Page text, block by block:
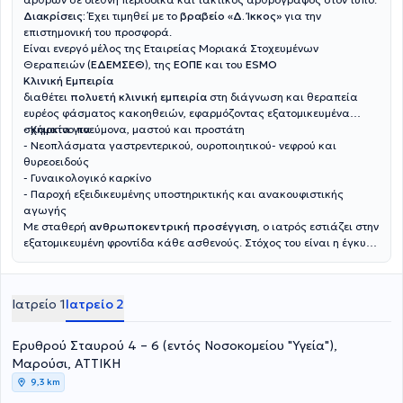
Διακρίσεις:Έχει τιμηθεί με το βραβείο «Δ. Ίκκος» για την
επιστημονική του προσφορά.
Είναι ενεργό μέλος της Εταιρείας Μοριακά Στοχευμένων
Θεραπειών (ΕΔΕΜΣΕΘ), της ΕΟΠΕ και του ESMO
Κλινική Εμπειρία
διαθέτει πολυετή κλινική εμπειρία στη διάγνωση και θεραπεία
ευρέος φάσματος κακοηθειών, εφαρμόζοντας εξατομικευμένα
σχήματα για:
- Καρκίνο πνεύμονα, μαστού και προστάτη
- Νεοπλάσματα γαστρεντερικού, ουροποιητικού- νεφρού και
θυρεοειδούς
- Γυναικολογικό καρκίνο
- Παροχή εξειδικευμένης υποστηρικτικής και ανακουφιστικής
αγωγής
Με σταθερή ανθρωποκεντρική προσέγγιση, ο ιατρός εστιάζει στην
εξατομικευμένη φροντίδα κάθε ασθενούς. Στόχος του είναι η έγκυρη
οικογενειών τους, διασφαλίζοντας τη βέλτιστη δυνατή ποιότητα
Ιατρείο 1Ιατρείο 2
Ερυθρού Σταυρού 4 – 6 (εντός Νοσοκομείου "Υγεία"),
Μαρούσι, ΑΤΤΙΚΗ
9,3 km